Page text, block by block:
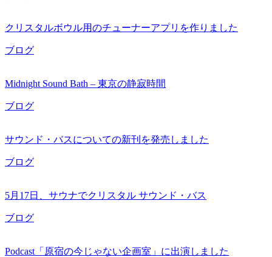
クリスタルボウル用のチューナーアプリを作りました
ブログ
Midnight Sound Bath – 東京の静寂時間
ブログ
サウンド・バスについての新刊を発売しました
ブログ
5月17日、サウナでクリスタル サウンド・バス
ブログ
Podcast「原宿の今じゃない企画室」に出演しました